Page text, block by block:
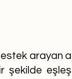
arayan
şekilde